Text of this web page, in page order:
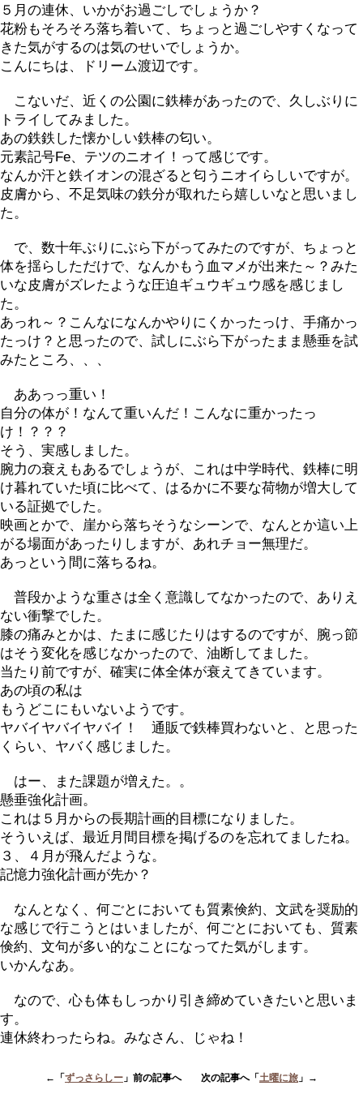
５月の連休、いかがお過ごしでしょうか？
花粉もそろそろ落ち着いて、ちょっと過ごしやすくなって
きた気がするのは気のせいでしょうか。
こんにちは、ドリーム渡辺です。
こないだ、近くの公園に鉄棒があったので、久しぶりに
トライしてみました。
あの鉄鉄した懐かしい鉄棒の匂い。
元素記号Fe、テツのニオイ！って感じです。
なんか汗と鉄イオンの混ざると匂うニオイらしいですが。
皮膚から、不足気味の鉄分が取れたら嬉しいなと思いまし
た。
で、数十年ぶりにぶら下がってみたのですが、ちょっと
体を揺らしただけで、なんかもう血マメが出来た～？みた
いな皮膚がズレたような圧迫ギュウギュウ感を感じまし
た。
あっれ～？こんなになんかやりにくかったっけ、手痛かっ
たっけ？と思ったので、試しにぶら下がったまま懸垂を試
みたところ、、、
ああっっ重い！
自分の体が！なんて重いんだ！こんなに重かったっ
け！？？？
そう、実感しました。
腕力の衰えもあるでしょうが、これは中学時代、鉄棒に明
け暮れていた頃に比べて、はるかに不要な荷物が増大して
いる証拠でした。
映画とかで、崖から落ちそうなシーンで、なんとか這い上
がる場面があったりしますが、あれチョー無理だ。
あっという間に落ちるね。
普段かような重さは全く意識してなかったので、ありえ
ない衝撃でした。
膝の痛みとかは、たまに感じたりはするのですが、腕っ節
はそう変化を感じなかったので、油断してました。
当たり前ですが、確実に体全体が衰えてきています。
あの頃の私は
もうどこにもいないようです。
ヤバイヤバイヤバイ！ 通販で鉄棒買わないと、と思った
くらい、ヤバく感じました。
はー、また課題が増えた。。
懸垂強化計画。
これは５月からの長期計画的目標になりました。
そういえば、最近月間目標を掲げるのを忘れてましたね。
３、４月が飛んだような。
記憶力強化計画が先か？
なんとなく、何ごとにおいても質素倹約、文武を奨励的
な感じで行こうとはいましたが、何ごとにおいても、質素
倹約、文句が多い的なことになってた気がします。
いかんなあ。
なので、心も体もしっかり引き締めていきたいと思いま
す。
連休終わったらね。みなさん、じゃね！
←「 ずっさらしー 」前の記事へ 次の記事へ「 土曜に旅 」→